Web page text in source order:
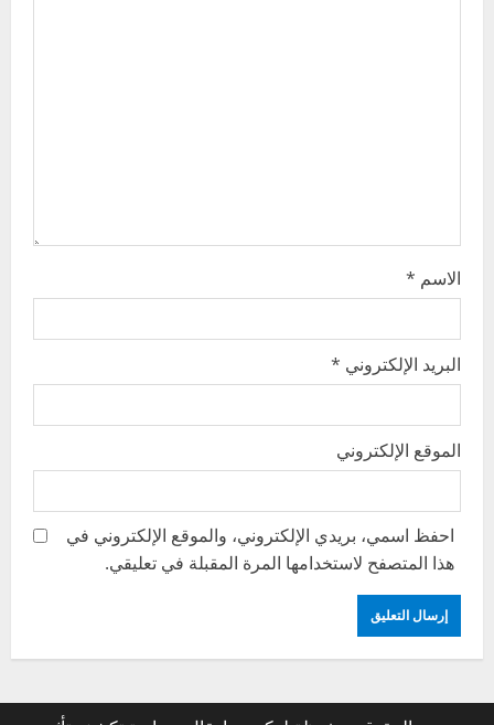
n
الاسم *
البريد الإلكتروني *
الموقع الإلكتروني
احفظ اسمي، بريدي الإلكتروني، والموقع الإلكتروني في
هذا المتصفح لاستخدامها المرة المقبلة في تعليقي.